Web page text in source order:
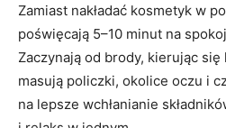
Zamiast nakładać kosmetyk w
poświęcają 5–10 minut na
Zaczynają od brody, kierując
masują policzki, okolice oczu i
na lepsze wchłanianie